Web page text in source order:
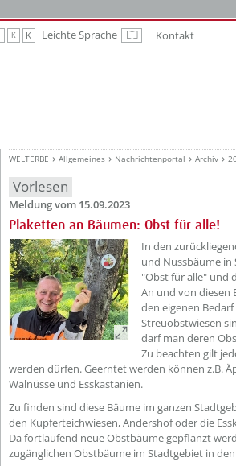
K K Leichte Sprache Leichte Sprache
Kontakt
WELTERBE Allgemeines Nachrichtenportal Archiv
Vorlesen
Meldung vom 15.09.2023
Plaketten an Bäumen: Obst für alle!
???
In den
und Nussbäume
"Obst für alle" und
An und von diesen
den eigenen
Streuobstwiesen
darf man deren
Zu beachten gilt
werden dürfen. Geerntet werden können z.B.
Walnüsse und Esskastanien.
Zu finden sind diese Bäume im ganzen
den Kupferteichwiesen, Andershof oder die
Da fortlaufend neue Obstbäume gepflanzt
zugänglichen Obstbäume im Stadtgebiet in